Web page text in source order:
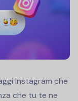
Instagram che
che tu te ne